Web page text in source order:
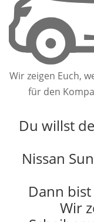
Wir zeigen Euch,
für den
Du willst
Nissan
Dann
Wir